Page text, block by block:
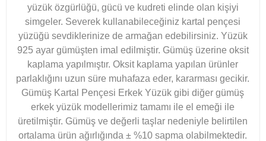
yüzük özgürlüğü, gücü ve kudreti elinde olan kişiyi
simgeler. Severek kullanabileceğiniz kartal pençesi
yüzüğü sevdiklerinize de armağan edebilirsiniz. Yüzük
925 ayar gümüşten imal edilmiştir. Gümüş üzerine oksit
kaplama yapılmıştır. Oksit kaplama yapılan ürünler
parlaklığını uzun süre muhafaza eder, kararması gecikir.
Gümüş Kartal Pençesi Erkek Yüzük gibi diğer gümüş
erkek yüzük modellerimiz tamamı ile el emeği ile
üretilmiştir. Gümüş ve değerli taşlar nedeniyle belirtilen
ortalama ürün ağırlığında ± %10 sapma olabilmektedir.